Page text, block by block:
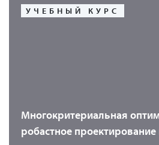
УЧЕБНЫЙ КУРС
Многокритериальная
робастное